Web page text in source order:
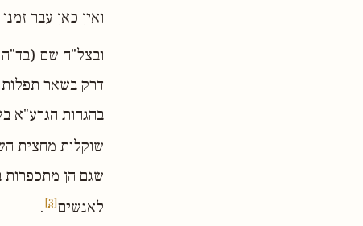
ואין כאן עבר
ובצל"ח שם (בד"ה
דרק בשאר תפלות
בהגהות הגרע"א
שוקלות מחצית
שגם הן מתכפרות
לאנשים[3]
.